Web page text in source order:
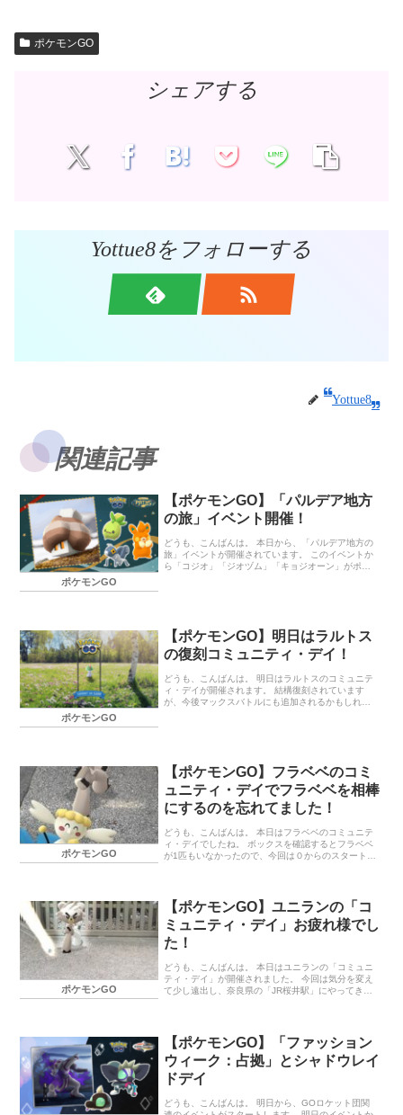
ポケモンGO
シェアする
Yottue8をフォローする
Yottue8
関連記事
ポケモンGO
【ポケモンGO】「パルデア地方
の旅」イベント開催！
どうも、こんばんは。 本日から、「パルデア地方の
旅」イベントが開催されています。 このイベントか
ら「コジオ」「ジオヅム」「キョジオーン」がポケ
レイドバトル 3つ星レイド 終わりに… パルデア地方
の旅 イベント期間 2025年12月2日（火）10：00～
12月9日（火）20：00 イベントボーナス 「レイドバ
ポケモンGO
【ポケモンGO】明日はラルトス
の復刻コミュニティ・デイ！
どうも、こんばんは。 明日はラルトスのコミュニテ
ィ・デイが開催されます。 結構復刻されています
が、今後マックスバトルにも追加されるかもしれな
進化形）を「サーナイト」もしくは「エルレイド」
に進化させると、特別なスペシャルアタック「シン
クロノイズ」を覚えます。 コミュニティ・デイ限定
の「スペシャルリサーチ」を体験できるチケットを
販売。 イベント期間 2025…
ポケモンGO
【ポケモンGO】フラベベのコミ
ュニティ・デイでフラベベを相棒
にするのを忘れてました！
どうも、こんばんは。 本日はフラベベのコミュニテ
ィ・デイでしたね。 ボックスを確認するとフラベベ
が1匹もいなかったので、今回は０からのスタートで
が無くなりましたが、今回はいつもより色違いのゲ
ット数が多かったです。 その後、フラベベをフラー
ジェスまで進化させようとしましたが、まさかの相
棒にしてハートを7個獲得しないと進化できないとい
う条件を忘れていました。 そのときには歩く元気も
す。 ただ、まだ期間…
ポケモンGO
【ポケモンGO】ユニランの「コ
ミュニティ・デイ」お疲れ様でし
た！
どうも、こんばんは。 本日はユニランの「コミュニ
ティ・デイ」が開催されました。 今回は気分を変え
て少し遠出し、奈良県の「JR桜井駅」にやってきま
天気は曇り空で時々小雨が降ったりもしていました
がが、歩いているときは降ってなかったのでラッキ
ーでした。 ユニランの色違いは合計9匹ゲット！ 高
個体値のユニランを進化させて、「あまえる」を習
得したランクルスもゲットできました。 終わりに…
「JR万葉まほろば線」の電…
【ポケモンGO】「ファッション
ウィーク：占拠」とシャドウレイ
ドデイ
どうも、こんばんは。 明日から、GOロケット団関